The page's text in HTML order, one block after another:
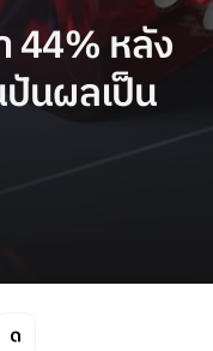
44% หลัง
นผลเป็น